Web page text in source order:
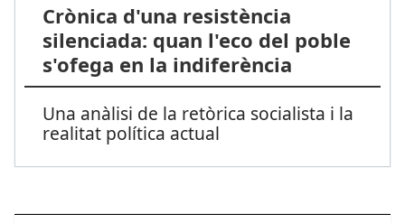
Crònica d'una resistència
silenciada: quan l'eco del poble
s'ofega en la indiferència
Una anàlisi de la retòrica socialista i la
realitat política actual